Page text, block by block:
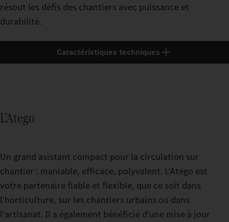
résout les défis des chantiers avec puissance et
durabilité.
Caractéristiques techniques
L'Atego
Un grand asistant compact pour la circulation sur
chantier : maniable, efficace, polyvalent. L'Atego est
votre partenaire fiable et flexible, que ce soit dans
l'horticulture, sur les chantiers urbains ou dans
l'artisanat. Il a également bénéficié d'une mise à jour